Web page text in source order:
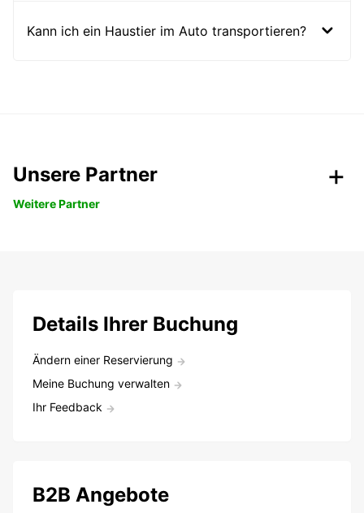
Kann ich ein Haustier im Auto transportieren?
Unsere Partner
Weitere Partner
Details Ihrer Buchung
Ändern einer Reservierung
Meine Buchung verwalten
Ihr Feedback
B2B Angebote